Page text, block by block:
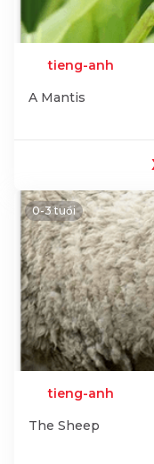
tieng-anh
A Mantis
0-3 tuổi
tieng-anh
The Sheep